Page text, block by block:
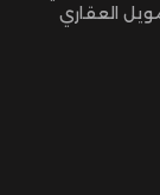
العقاري